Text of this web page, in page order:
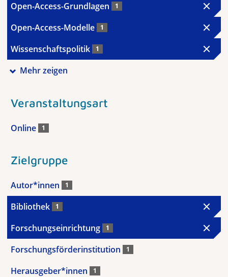
Open-Access-Grundlagen 1
Open-Access-Modelle 1
Wissenschaftspolitik 1
Mehr zeigen
Veranstaltungsart
Online 1
Zielgruppe
Autor*innen 1
Bibliothek 1
Forschungseinrichtung 1
Forschungsförderinstitution 1
Herausgeber*innen 1